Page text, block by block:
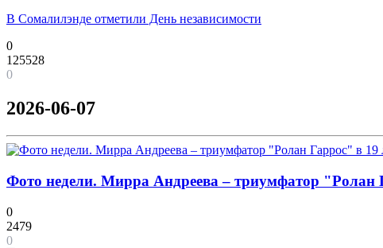
В Сомалилэнде отметили День независимости
0
125528
0
2026-06-07
Фото недели. Мирра Андреева – триумфатор "Ролан
0
2479
0